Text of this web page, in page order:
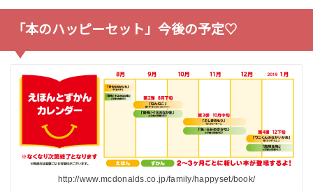
「本のハッピーセット」今後の予定♡
http://www.mcdonalds.co.jp/family/happyset/book/